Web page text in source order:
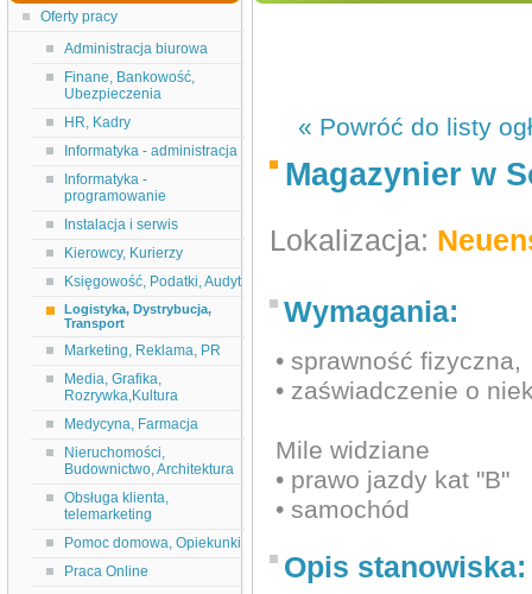
Oferty pracy
Administracja biurowa
Finane, Bankowość,
Ubezpieczenia
HR, Kadry
Informatyka - administracja
Informatyka -
programowanie
Instalacja i serwis
Kierowcy, Kurierzy
Księgowość, Podatki, Audyt
Logistyka, Dystrybucja,
Transport
Marketing, Reklama, PR
Media, Grafika,
Rozrywka,Kultura
Medycyna, Farmacja
Nieruchomości,
Budownictwo, Architektura
Obsługa klienta,
telemarketing
Pomoc domowa, Opiekunki
Praca Online
« Powróć do listy
Magazynier w
Lokalizacja:
Wymagania:
• sprawność fizyczna,
• zaświadczenie o
Mile widziane
• prawo jazdy kat "B"
• samochód
Opis stanowiska: